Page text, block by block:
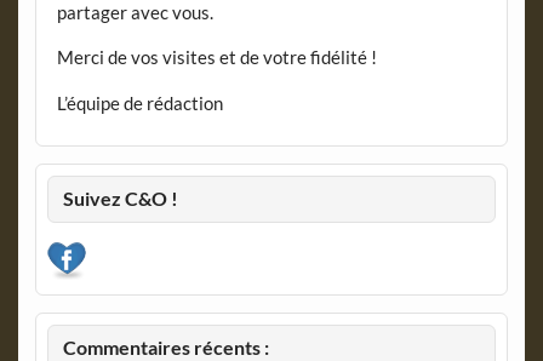
partager avec vous.
Merci de vos visites et de votre fidélité !
L’équipe de rédaction
Suivez C&O !
Commentaires récents :